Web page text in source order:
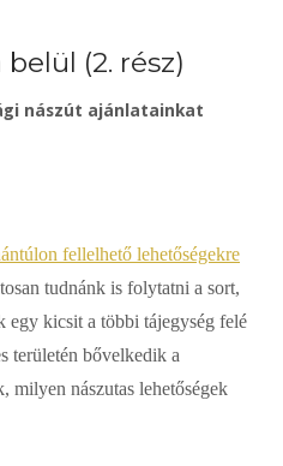
(2. rész)
nászút ajánlatainkat
fellelhető lehetőségekre
tudnánk is folytatni a sort,
egy kicsit a többi tájegység felé
területén bővelkedik a
milyen nászutas lehetőségek